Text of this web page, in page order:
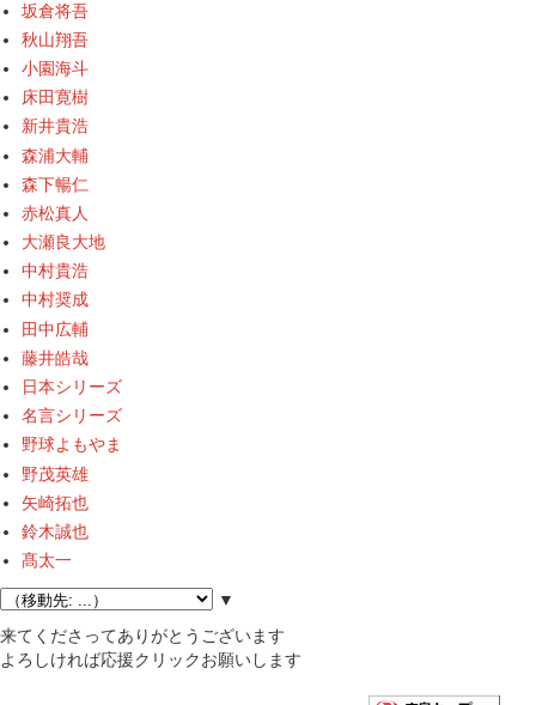
坂倉将吾
秋山翔吾
小園海斗
床田寛樹
新井貴浩
森浦大輔
森下暢仁
赤松真人
大瀬良大地
中村貴浩
中村奨成
田中広輔
藤井皓哉
日本シリーズ
名言シリーズ
野球よもやま
野茂英雄
矢崎拓也
鈴木誠也
髙太一
▼
来てくださってありがとうございます
よろしければ応援クリックお願いします